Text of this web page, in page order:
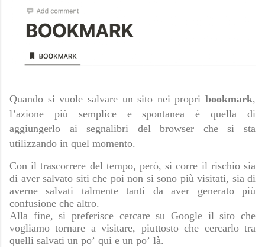
Quando si vuole salvare un sito nei propri bookmark,
l’azione più semplice e spontanea è quella di
aggiungerlo ai segnalibri del browser che si sta
utilizzando in quel momento.
Con il trascorrere del tempo, però, si corre il rischio sia
di aver salvato siti che poi non si sono più visitati, sia di
averne salvati talmente tanti da aver generato più
confusione che altro.
Alla fine, si preferisce cercare su Google il sito che
vogliamo tornare a visitare, piuttosto che cercarlo tra
quelli salvati un po’ qui e un po’ là.